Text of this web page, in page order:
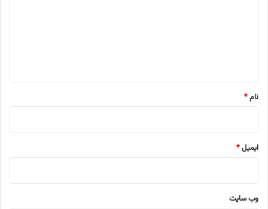
نام*
ایمیل*
وب‌ سایت